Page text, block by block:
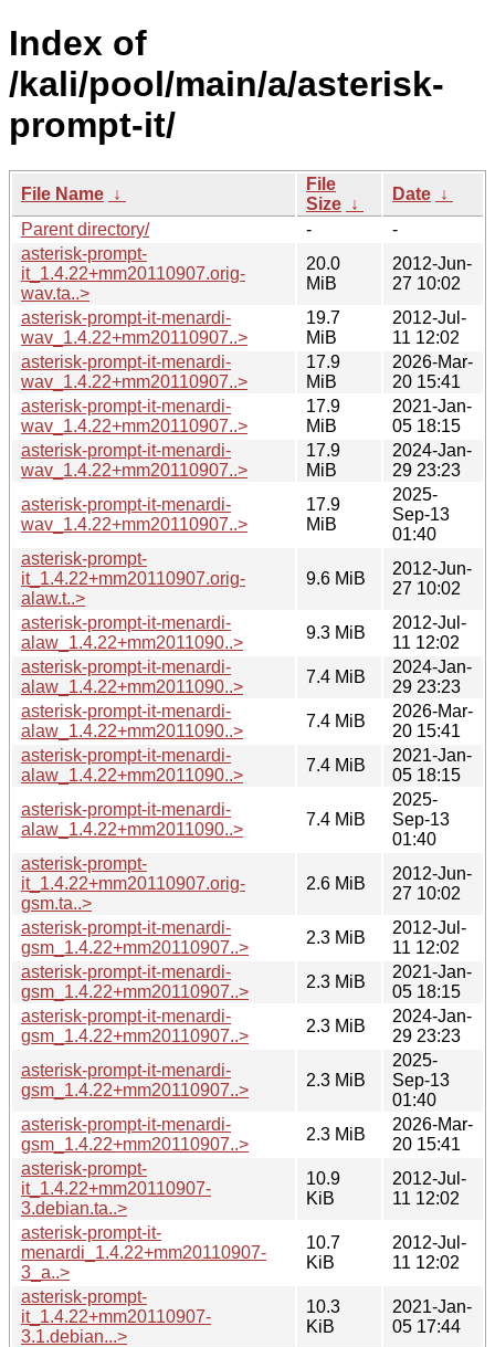
Index of
/kali/pool/main/a/asterisk-
prompt-it/
File Name ↓
File
Size ↓
Date ↓
Parent directory/
-
-
asterisk-prompt-
it_1.4.22+mm20110907.orig-
wav.ta..>
20.0
MiB
2012-Jun-
27 10:02
asterisk-prompt-it-menardi-
wav_1.4.22+mm20110907..>
19.7
MiB
2012-Jul-
11 12:02
asterisk-prompt-it-menardi-
wav_1.4.22+mm20110907..>
17.9
MiB
2026-Mar-
20 15:41
asterisk-prompt-it-menardi-
wav_1.4.22+mm20110907..>
17.9
MiB
2021-Jan-
05 18:15
asterisk-prompt-it-menardi-
wav_1.4.22+mm20110907..>
17.9
MiB
2024-Jan-
29 23:23
asterisk-prompt-it-menardi-
wav_1.4.22+mm20110907..>
17.9
MiB
2025-
Sep-13
01:40
asterisk-prompt-
it_1.4.22+mm20110907.orig-
alaw.t..>
9.6 MiB
2012-Jun-
27 10:02
asterisk-prompt-it-menardi-
alaw_1.4.22+mm2011090..>
9.3 MiB
2012-Jul-
11 12:02
asterisk-prompt-it-menardi-
alaw_1.4.22+mm2011090..>
7.4 MiB
2024-Jan-
29 23:23
asterisk-prompt-it-menardi-
alaw_1.4.22+mm2011090..>
7.4 MiB
2026-Mar-
20 15:41
asterisk-prompt-it-menardi-
alaw_1.4.22+mm2011090..>
7.4 MiB
2021-Jan-
05 18:15
asterisk-prompt-it-menardi-
alaw_1.4.22+mm2011090..>
7.4 MiB
2025-
Sep-13
01:40
asterisk-prompt-
it_1.4.22+mm20110907.orig-
gsm.ta..>
2.6 MiB
2012-Jun-
27 10:02
asterisk-prompt-it-menardi-
gsm_1.4.22+mm20110907..>
2.3 MiB
2012-Jul-
11 12:02
asterisk-prompt-it-menardi-
gsm_1.4.22+mm20110907..>
2.3 MiB
2021-Jan-
05 18:15
asterisk-prompt-it-menardi-
gsm_1.4.22+mm20110907..>
2.3 MiB
2024-Jan-
29 23:23
asterisk-prompt-it-menardi-
gsm_1.4.22+mm20110907..>
2.3 MiB
2025-
Sep-13
01:40
asterisk-prompt-it-menardi-
gsm_1.4.22+mm20110907..>
2.3 MiB
2026-Mar-
20 15:41
asterisk-prompt-
it_1.4.22+mm20110907-
3.debian.ta..>
10.9
KiB
2012-Jul-
11 12:02
asterisk-prompt-it-
menardi_1.4.22+mm20110907-
3_a..>
10.7
KiB
2012-Jul-
11 12:02
asterisk-prompt-
it_1.4.22+mm20110907-
3.1.debian...>
10.3
KiB
2021-Jan-
05 17:44